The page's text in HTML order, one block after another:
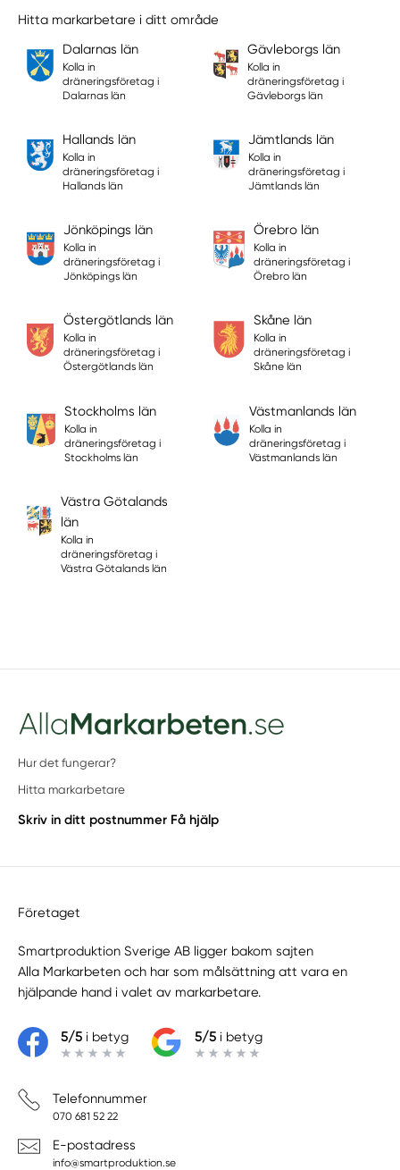
Hitta markarbetare i ditt område
Dalarnas län
Kolla in
dräneringsföretag i
Dalarnas län
Gävleborgs län
Kolla in
dräneringsföretag i
Gävleborgs län
Hallands län
Kolla in
dräneringsföretag i
Hallands län
Jämtlands län
Kolla in
dräneringsföretag i
Jämtlands län
Jönköpings län
Kolla in
dräneringsföretag i
Jönköpings län
Örebro län
Kolla in
dräneringsföretag i
Örebro län
Östergötlands län
Kolla in
dräneringsföretag i
Östergötlands län
Skåne län
Kolla in
dräneringsföretag i
Skåne län
Stockholms län
Kolla in
dräneringsföretag i
Stockholms län
Västmanlands län
Kolla in
dräneringsföretag i
Västmanlands län
Västra Götalands
län
Kolla in
dräneringsföretag i
Västra Götalands län
Hur det fungerar?
Hitta markarbetare
Skriv in ditt postnummer Få hjälp
Företaget
Smartproduktion Sverige AB ligger bakom sajten
Alla Markarbeten och har som målsättning att vara en
hjälpande hand i valet av markarbetare.
5/5i betyg 5/5i betyg
Telefonnummer
070 681 52 22
E-postadress
info@smartproduktion.se